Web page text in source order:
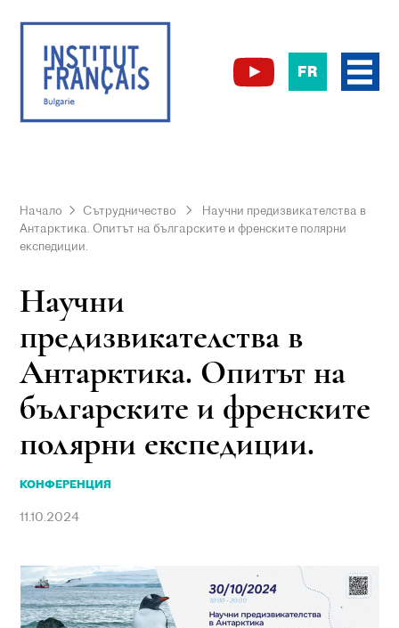
FR
Начало Сътрудничество
Научни предизвикателства в
Антарктика. Опитът на българските и френските полярни
експедиции.
Научни
предизвикателства в
Антарктика. Опитът на
българските и френските
полярни експедиции.
КОНФЕРЕНЦИЯ
11.10.2024